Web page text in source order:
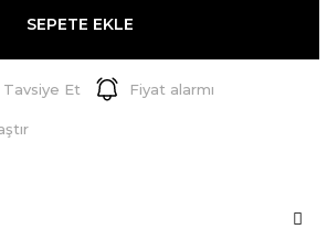
SEPETE EKLE
Tavsiye Et Fiyat alarmı